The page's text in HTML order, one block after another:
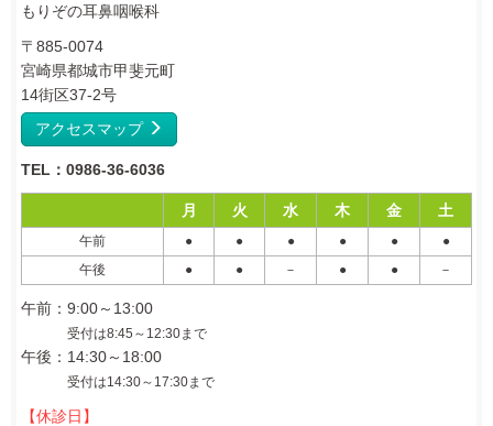
もりぞの耳鼻咽喉科
〒885-0074
宮崎県都城市甲斐元町
14街区37-2号
アクセスマップ
TEL：0986-36-6036
月 火 水 木 金 土
午前 ● ● ● ● ●
●
午後
● ● － ● ● －
午前：9:00～13:00
受付は8:45～12:30まで
午後：14:30～18:00
受付は14:30～17:30まで
【休診日】